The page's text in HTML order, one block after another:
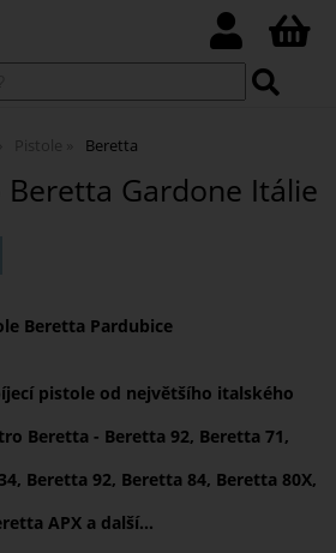
Pistole Beretta
Beretta Gardone Itálie
Beretta Pardubice
pistoleod největšího italského
Beretta - Beretta 92, Beretta 71,
Beretta 92, Beretta 84, Beretta 80X,
APX a další...